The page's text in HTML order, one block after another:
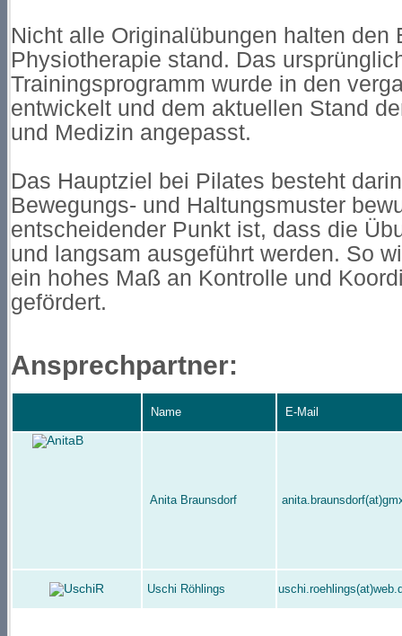
Nicht alle Originalübungen halten den
Physiotherapie stand. Das
Trainingsprogramm wurde in den
entwickelt und dem aktuellen Stand
und Medizin angepasst.
Das Hauptziel bei Pilates besteht
Bewegungs- und Haltungsmuster
entscheidender Punkt ist, dass die
und langsam ausgeführt werden. So
ein hohes Maß an Kontrolle und
gefördert.
Ansprechpartner:
Name E-Mail
Anita Braunsdorf
Uschi Röhlings